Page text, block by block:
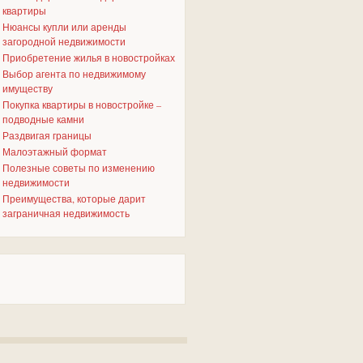
квартиры
Нюансы купли или аренды
загородной недвижимости
Приобретение жилья в новостройках
Выбор агента по недвижимому
имуществу
Покупка квартиры в новостройке –
подводные камни
Раздвигая границы
Малоэтажный формат
Полезные советы по изменению
недвижимости
Преимущества, которые дарит
заграничная недвижимость